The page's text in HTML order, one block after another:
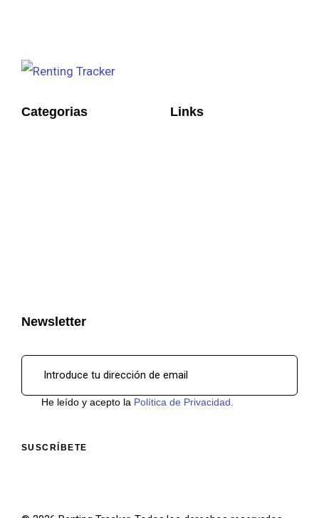
Categorias Links
Newsletter
He leído y acepto la Política de Privacidad.